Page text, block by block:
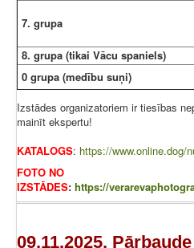
7. grupa
8. grupa (tikai Vācu spaniels)
0 grupa (medību suņi)
Izstādes organizatoriem ir tiesības
mainīt ekspertu!
KATALOGS: https://www.online.dog/
FOTO NO
IZSTĀDES: https://
09.11.2025,